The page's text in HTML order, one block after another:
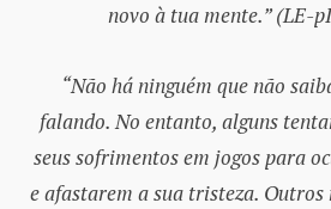
novo à tua mente.” (LE-
“Não há ninguém que não
falando. No entanto, alguns
seus sofrimentos em jogos para
e afastarem a sua tristeza.